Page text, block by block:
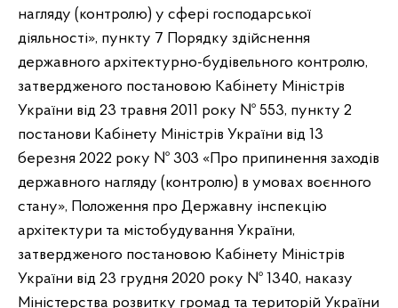
нагляду (контролю) у сфері господарської
діяльності», пункту 7 Порядку здійснення
державного архітектурно-будівельного контролю,
затвердженого постановою Кабінету Міністрів
України від 23 травня 2011 року № 553, пункту 2
постанови Кабінету Міністрів України від 13
березня 2022 року № 303 «Про припинення заходів
державного нагляду (контролю) в умовах воєнного
стану», Положення про Державну інспекцію
архітектури та містобудування України,
затвердженого постановою Кабінету Міністрів
України від 23 грудня 2020 року № 1340, наказу
Міністерства розвитку громад та територій України